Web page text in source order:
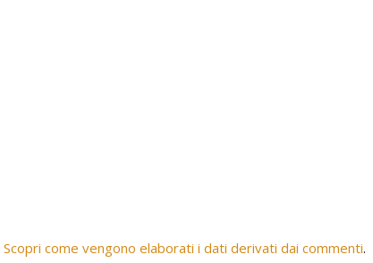
Scopri come vengono elaborati i dati derivati dai commenti.